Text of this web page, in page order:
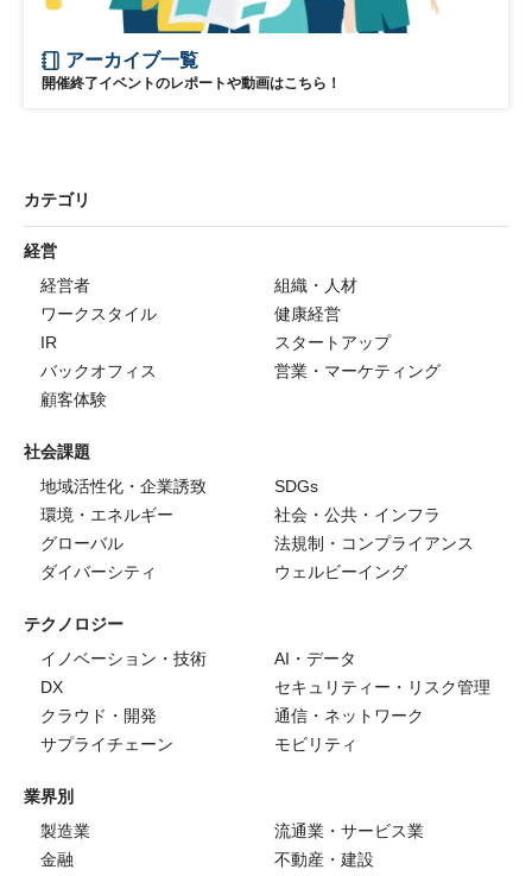
アーカイブ一覧
開催終了イベントのレポートや動画はこちら！
カテゴリ
経営
経営者
組織・人材
ワークスタイル
健康経営
IR
スタートアップ
バックオフィス
営業・マーケティング
顧客体験
社会課題
地域活性化・企業誘致
SDGs
環境・エネルギー
社会・公共・インフラ
グローバル
法規制・コンプライアンス
ダイバーシティ
ウェルビーイング
テクノロジー
イノベーション・技術
AI・データ
DX
セキュリティー・リスク管理
クラウド・開発
通信・ネットワーク
サプライチェーン
モビリティ
業界別
製造業
流通業・サービス業
金融
不動産・建設